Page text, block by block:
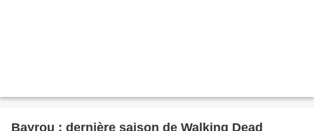
Bayrou : dernière saison de Walking Dead